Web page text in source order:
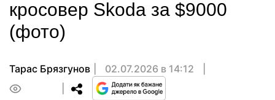
кросовер Skoda за $9000
(фото)
Тарас Брязгунов
02.07.2026 в 14:12